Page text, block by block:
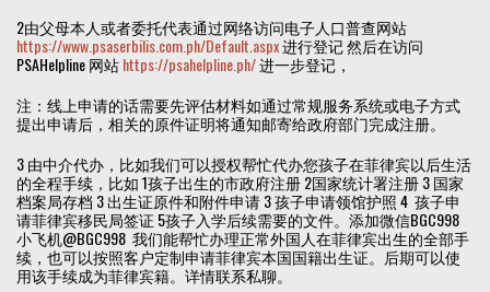
2由父母本人或者委托代表通过网络访问电子人口普查网站
https://www.psaserbilis.com.ph/Default.aspx进行登记 然后在访问
PSAHelpline 网站https://psahelpline.ph/进一步登记，
注：线上申请的话需要先评估材料如通过常规服务系统或电子方式
提出申请后，相关的原件证明将通知邮寄给政府部门完成注册。
3 由中介代办，比如我们可以授权帮忙代办您孩子在菲律宾以后生活
的全程手续，比如 1孩子出生的市政府注册 2国家统计署注册 3 国家
档案局存档 3 出生证原件和附件申请 3 孩子申请领馆护照 4 孩子申
请菲律宾移民局签证 5孩子入学后续需要的文件。添加微信BGC998
小飞机@BGC998 我们能帮忙办理正常外国人在菲律宾出生的全部手
续，也可以按照客户定制申请菲律宾本国国籍出生证。后期可以使
用该手续成为菲律宾籍。详情联系私聊。